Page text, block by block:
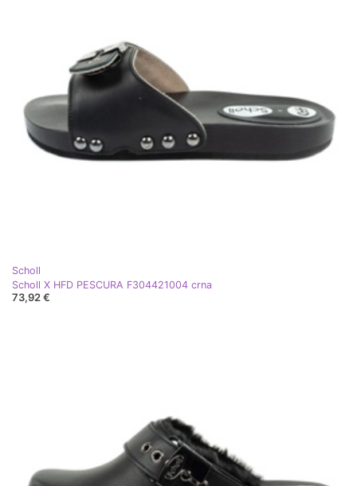
Scholl
Scholl X HFD PESCURA F304421004 crna
73,92 €